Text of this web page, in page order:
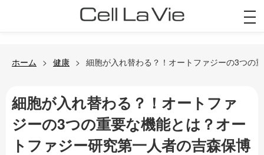
ホーム 健康 細胞が入れ替わる？！オートファジーの3つの
細胞が入れ替わる？！オートファ
ジーの3つの重要な機能とは？オー
トファジー研究第一人者の吉森保博